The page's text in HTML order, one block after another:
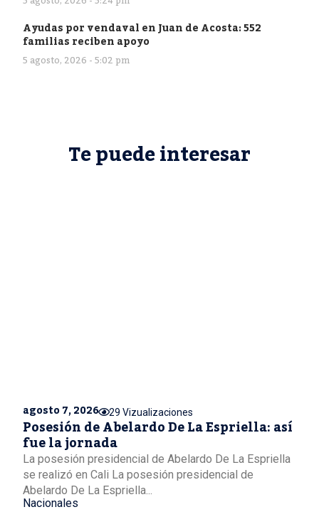
Ayudas por vendaval en Juan de Acosta: 552
familias reciben apoyo
5 agosto, 2026 - 5:02 pm
Te puede interesar
agosto 7, 2026 29 Vizualizaciones
Posesión de Abelardo De La Espriella: así
fue la jornada
La posesión presidencial de Abelardo De La Espriella
se realizó en Cali La posesión presidencial de
Abelardo De La Espriella...
Nacionales